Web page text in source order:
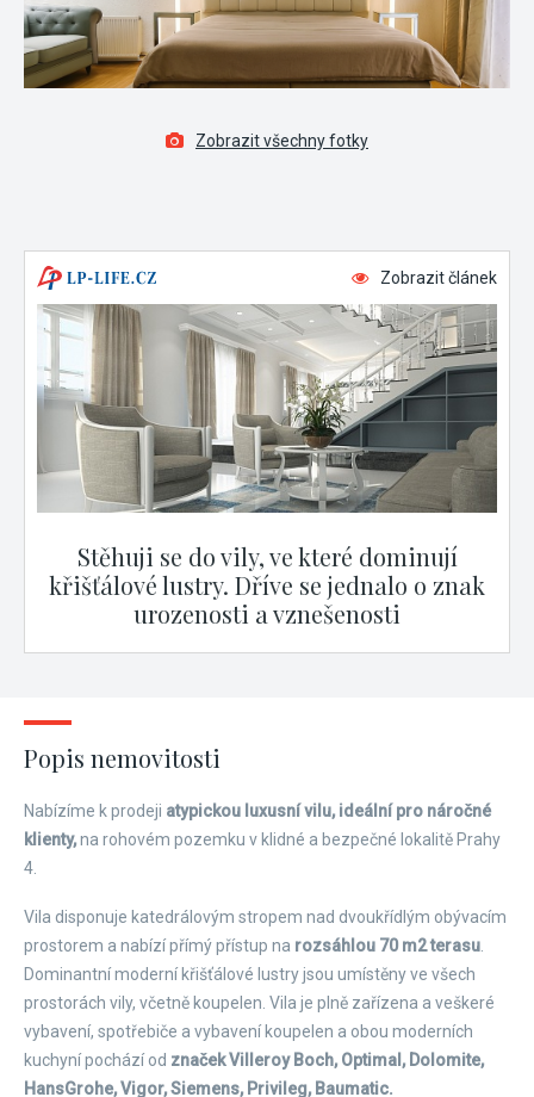
Zobrazit všechny fotky
Zobrazit článek
Stěhuji se do vily, ve které dominují
křišťálové lustry. Dříve se jednalo o znak
urozenosti a vznešenosti
Popis nemovitosti
Nabízíme k prodeji atypickou luxusní vilu, ideální pro náročné
klienty,na rohovém pozemku v klidné a bezpečné lokalitě Prahy
4.
Vila disponuje katedrálovým stropem nad dvoukřídlým obývacím
prostorem a nabízí přímý přístup na rozsáhlou 70 m2 terasu
Dominantní moderní křišťálové lustry jsou umístěny ve všech
prostorách vily, včetně koupelen. Vila je plně zařízena a veškeré
vybavení, spotřebiče a vybavení koupelen a obou moderních
kuchyní pochází od značek Villeroy Boch, Optimal, Dolomite,
HansGrohe, Vigor, Siemens, Privileg, Baumatic.